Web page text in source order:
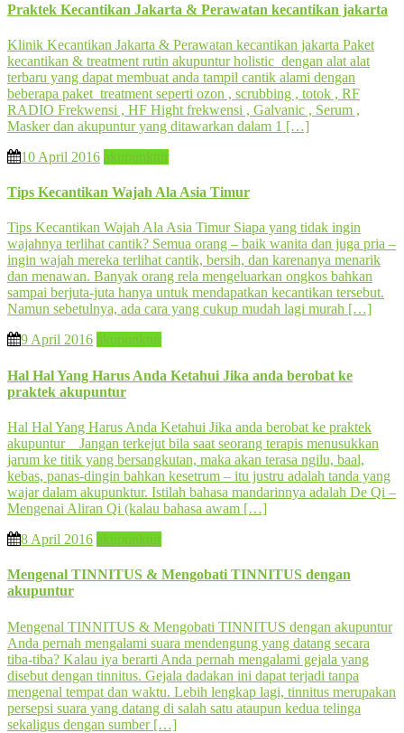
Praktek Kecantikan Jakarta & Perawatan kecantikan jakarta
Klinik Kecantikan Jakarta & Perawatan kecantikan jakarta Paket
kecantikan & treatment rutin akupuntur holistic dengan alat alat
terbaru yang dapat membuat anda tampil cantik alami dengan
beberapa paket treatment seperti ozon , scrubbing , totok , RF
RADIO Frekwensi , HF Hight frekwensi , Galvanic , Serum ,
Masker dan akupuntur yang ditawarkan dalam 1 […]
10 April 2016 akupunktur
Tips Kecantikan Wajah Ala Asia Timur
Tips Kecantikan Wajah Ala Asia Timur Siapa yang tidak ingin
wajahnya terlihat cantik? Semua orang – baik wanita dan juga pria –
ingin wajah mereka terlihat cantik, bersih, dan karenanya menarik
dan menawan. Banyak orang rela mengeluarkan ongkos bahkan
sampai berjuta-juta hanya untuk mendapatkan kecantikan tersebut.
Namun sebetulnya, ada cara yang cukup mudah lagi murah […]
9 April 2016 akupunktur
Hal Hal Yang Harus Anda Ketahui Jika anda berobat ke
praktek akupuntur
Hal Hal Yang Harus Anda Ketahui Jika anda berobat ke praktek
akupuntur Jangan terkejut bila saat seorang terapis menusukkan
jarum ke titik yang bersangkutan, maka akan terasa ngilu, baal,
kebas, panas-dingin bahkan kesetrum – itu justru adalah tanda yang
wajar dalam akupunktur. Istilah bahasa mandarinnya adalah De Qi –
Mengenai Aliran Qi (kalau bahasa awam […]
8 April 2016 akupunktur
Mengenal TINNITUS & Mengobati TINNITUS dengan
akupuntur
Mengenal TINNITUS & Mengobati TINNITUS dengan akupuntur
Anda pernah mengalami suara mendengung yang datang secara
tiba-tiba? Kalau iya berarti Anda pernah mengalami gejala yang
disebut dengan tinnitus. Gejala dadakan ini dapat terjadi tanpa
mengenal tempat dan waktu. Lebih lengkap lagi, tinnitus merupakan
persepsi suara yang datang di salah satu ataupun kedua telinga
sekaligus dengan sumber […]